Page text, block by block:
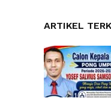
ARTIKEL